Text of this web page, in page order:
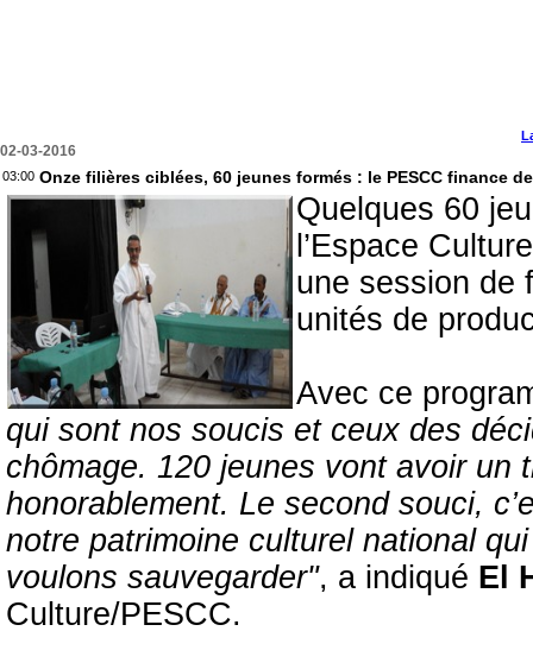
02-03-2016
03:00 Onze filières ciblées, 60 jeunes formés : le PESCC finance
Quelques 60
l’Espace
une session de
unités de
Avec ce
qui sont nos soucis et ceux des
chômage. 120 jeunes vont avoir un
honorablement. Le second souci,
notre patrimoine culturel national
voulons sauvegarder", a indiqué El
Culture/PESCC.